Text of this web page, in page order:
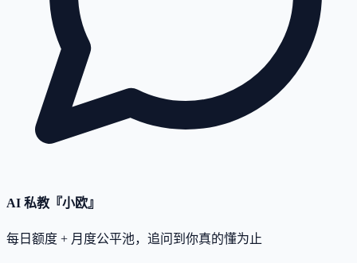
AI 私教『小欧』
每日额度 + 月度公平池，追问到你真的懂为止